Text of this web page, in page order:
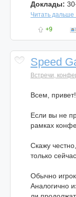
Доклады:
Читать
+9
Speed
Встречи,
Всем, привет!
Если вы не
рамках
Скажу
только сейчас.
Обычно
Аналогично